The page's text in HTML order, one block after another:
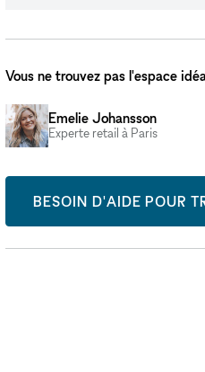
Vous ne trouvez pas l'espace
Emelie Johansson
Experte retail à Paris
BESOIN D'AIDE POUR